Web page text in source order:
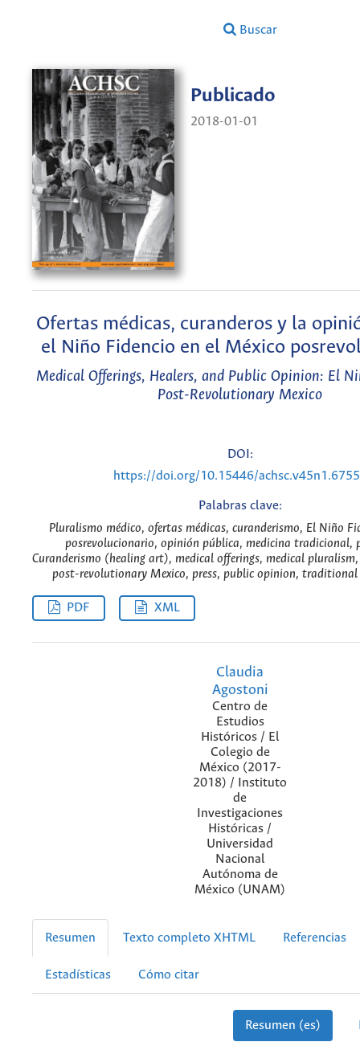
Buscar
Publicado
2018-01-01
Ofertas médicas, curanderos y la
el Niño Fidencio en el México
Medical Offerings, Healers, and Public Opinion: El
Post-Revolutionary Mexico
DOI:
https://doi.org/10.15446/
Palabras clave:
Pluralismo médico, ofertas médicas, curanderismo, El Niño
posrevolucionario, opinión pública, medicina tradicional,
Curanderismo (healing art), medical offerings, medical
post-revolutionary Mexico, press, public opinion, traditional
PDF XML
Claudia
Agostoni
Centro de
Estudios
Históricos / El
Colegio de
México (2017-
2018) / Instituto
de
Investigaciones
Históricas /
Universidad
Nacional
Autónoma de
México (UNAM)
Resumen Texto completo XHTML Referencias
Estadísticas Cómo citar
Resumen (es)